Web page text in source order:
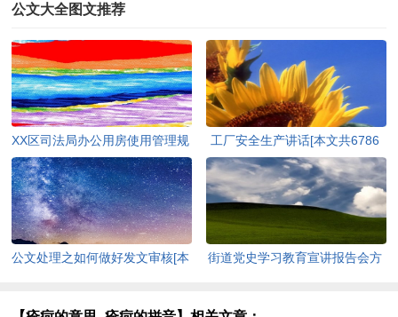
公文大全图文推荐
XX区司法局办公用房使用管理规
定[本文共871字]
工厂安全生产讲话[本文共6786
字]
公文处理之如何做好发文审核[本
街道党史学习教育宣讲报告会方